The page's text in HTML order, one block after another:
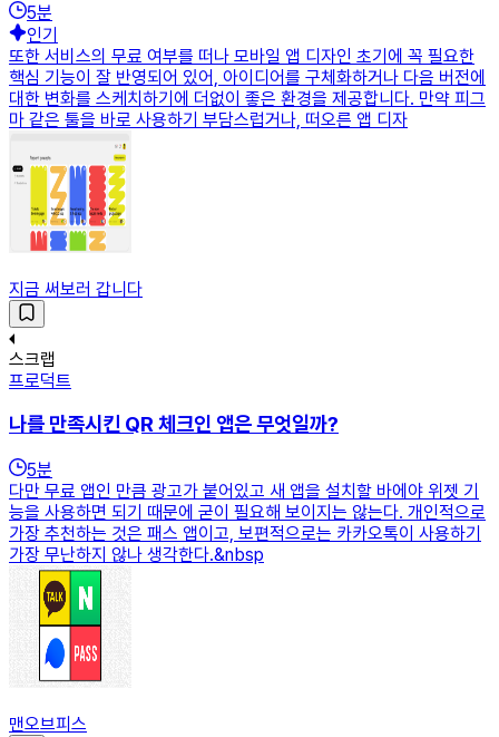
5분
인기
또한 서비스의 무료 여부를 떠나 모바일 앱 디자인 초기에 꼭 필요한
핵심 기능이 잘 반영되어 있어, 아이디어를 구체화하거나 다음 버전에
대한 변화를 스케치하기에 더없이 좋은 환경을 제공합니다. 만약 피그
마 같은 툴을 바로 사용하기 부담스럽거나, 떠오른 앱 디자
지금 써보러 갑니다
스크랩
프로덕트
나를 만족시킨 QR 체크인 앱은 무엇일까?
5분
다만 무료 앱인 만큼 광고가 붙어있고 새 앱을 설치할 바에야 위젯 기
능을 사용하면 되기 때문에 굳이 필요해 보이지는 않는다. 개인적으로
가장 추천하는 것은 패스 앱이고, 보편적으로는 카카오톡이 사용하기
가장 무난하지 않나 생각한다.&nbsp
맨오브피스